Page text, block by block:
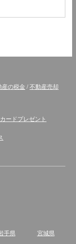
産の税金 /不動産売却
ードプレゼント
手県 宮城県